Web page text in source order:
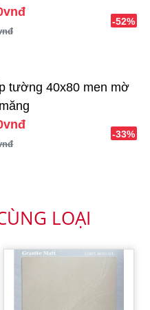
-52%
tường 40x80 men mờ
-33%
LOẠI